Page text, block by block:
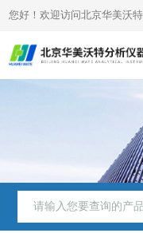
您好！欢迎访问北京华美沃